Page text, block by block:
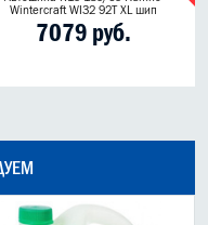
Wintercraft WI32 92T XL шип
7079 руб.